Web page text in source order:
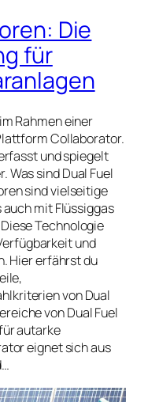
Die
für
Rahmen einer
Collaborator.
und spiegelt
Was sind Dual Fuel
sind vielseitige
mit Flüssiggas
Technologie
und
Hier erfährst du
von Dual
von Dual Fuel
autarke
eignet sich aus